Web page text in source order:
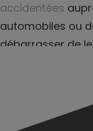
accidentées
automobiles ou
débarrasser de